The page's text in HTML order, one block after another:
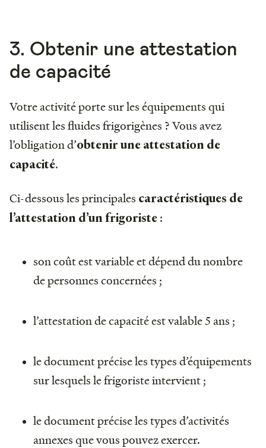
3. Obtenir une attestation
de capacité
Votre activité porte sur les équipements qui
utilisent les fluides frigorigènes ? Vous avez
l’obligation d’obtenir une attestation de
capacité.
Ci-dessous les principales caractéristiques de
l’attestation d’un frigoriste :
son coût est variable et dépend du nombre
de personnes concernées ;
l’attestation de capacité est valable 5 ans ;
le document précise les types d’équipements
sur lesquels le frigoriste intervient ;
le document précise les types d’activités
annexes que vous pouvez exercer.